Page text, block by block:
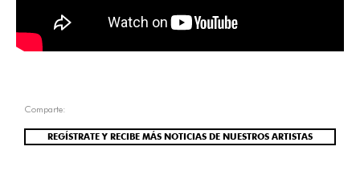
Comparte:
REGÍSTRATE Y RECIBE MÁS NOTICIAS DE NUESTROS ARTISTAS